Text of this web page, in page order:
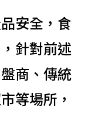
安全，食
針對前述
商、傳統
等場所，